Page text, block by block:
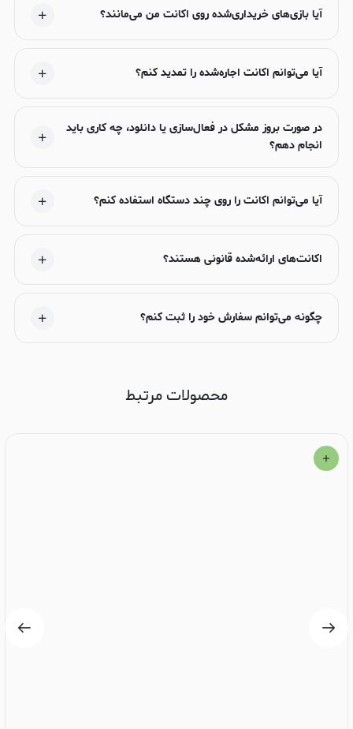
آیا بازی‌های خریداری‌شده روی اکانت من می‌مانند؟
آیا می‌توانم اکانت اجاره‌شده را تمدید کنم؟
در صورت بروز مشکل در فعال‌سازی یا دانلود، چه کاری باید
انجام دهم؟
آیا می‌توانم اکانت را روی چند دستگاه استفاده کنم؟
اکانت‌های ارائه‌شده قانونی هستند؟
چگونه می‌توانم سفارش خود را ثبت کنم؟
محصولات مرتبط